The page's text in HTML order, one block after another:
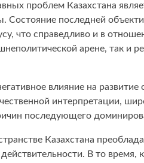
США
Ближний восток
проблем Казахстана
Состояние последней
что справедливо и в
арене, так и
влияние на
интерпретации,
последующего
Казахстана
В то время,